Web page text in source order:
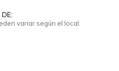
variar según el local.